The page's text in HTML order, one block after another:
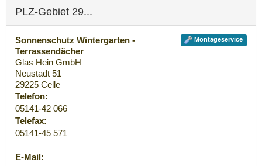
PLZ-Gebiet 29...
Montageservice
Sonnenschutz Wintergarten -
Terrassendächer
Glas Hein GmbH
Neustadt 51
29225 Celle
Telefon:
05141-42 066
Telefax:
05141-45 571
E-Mail: